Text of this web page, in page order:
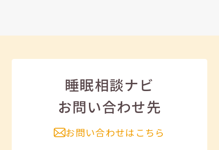
睡眠相談ナビ
お問い合わせ先
お問い合わせはこちら